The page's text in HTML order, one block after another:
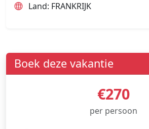
Land: FRANKRIJK
Boek deze vakantie
€270
per persoon